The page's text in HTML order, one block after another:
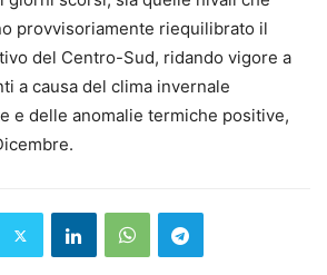
provvisoriamente riequilibrato il
del Centro-Sud, ridando vigore a
a causa del clima invernale
e delle anomalie termiche positive,